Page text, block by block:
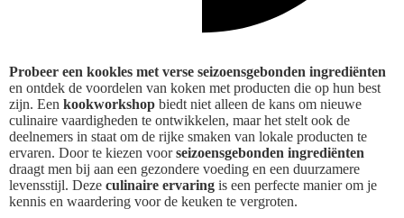
Probeer een kookles met verse seizoensgebonden ingrediënten
en ontdek de voordelen van koken met producten die op hun best
zijn. Een kookworkshop biedt niet alleen de kans om nieuwe
culinaire vaardigheden te ontwikkelen, maar het stelt ook de
deelnemers in staat om de rijke smaken van lokale producten te
ervaren. Door te kiezen voorseizoensgebonden ingrediënten
draagt men bij aan een gezondere voeding en een duurzamere
levensstijl. Deze culinaire ervaring is een perfecte manier om je
kennis en waardering voor de keuken te vergroten.